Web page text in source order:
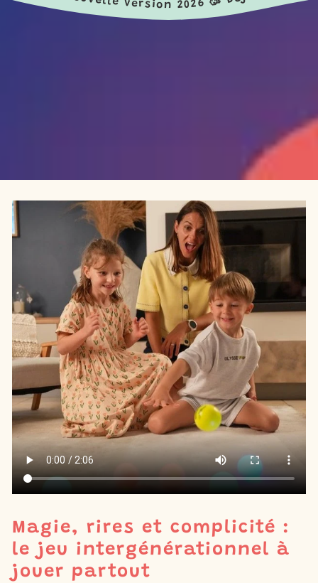
Magie, rires et complicité :
le jeu intergénérationnel à
jouer partout